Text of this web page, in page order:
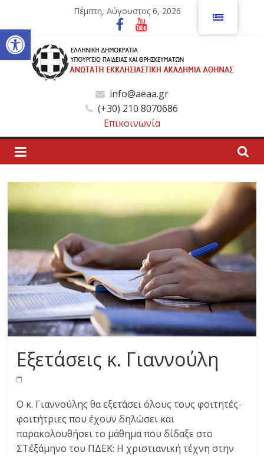
Ανοίξτε τη γραμμή εργαλείων
περιεχόμενο
Πέμπτη, Αύγουστος 6, 2026
Ανώτατη
Εκκλησιαστική
Ακαδημία
Αθηνών
Ανώτατη
Εκκλησιαστική
Αθηνών
info@aeaa.gr
(+30) 210 8070686
Επικοινωνία
Εξετάσεις κ. Γιαννούλη
Ο κ. Γιαννούλης θα εξετάσει όλους τους φοιτητές-
φοιτήτριες που έχουν δηλώσει και
παρακολουθήσει το μάθημα που δίδαξε στο
ΣΤ΄εξάμηνο του ΠΔΕΚ: Η χριστιανική τέχνη στην